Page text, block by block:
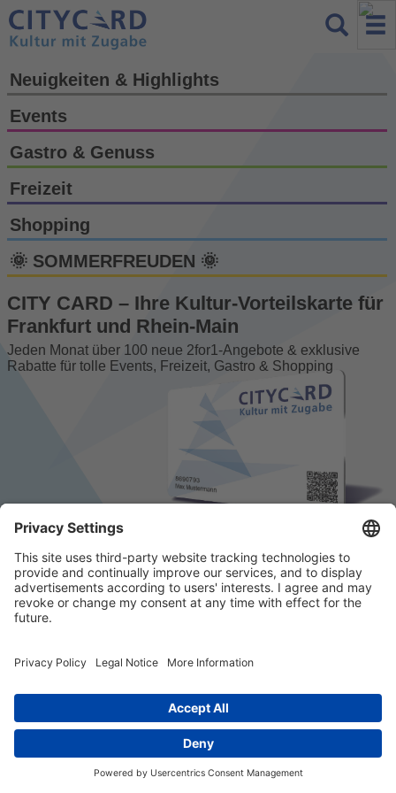
Neuigkeiten & Highlights
Events
Gastro & Genuss
Freizeit
Shopping
🌞 SOMMERFREUDEN 🌞
CITY CARD – Ihre Kultur-Vorteils­karte für
Frankfurt und Rhein-Main
Jeden Monat über 100 neue 2for1-Angebote & exklusive
Rabatte für tolle Events, Freizeit, Gastro & Shopping